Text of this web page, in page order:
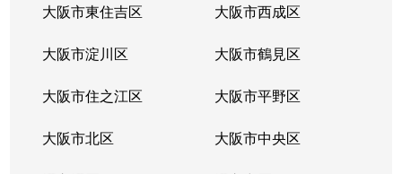
大阪市東住吉区 大阪市西成区
大阪市淀川区 大阪市鶴見区
大阪市住之江区 大阪市平野区
大阪市北区 大阪市中央区